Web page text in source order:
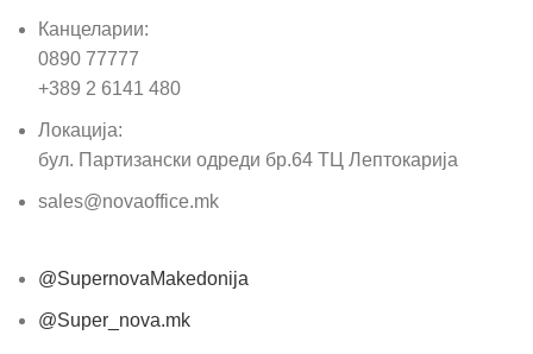
Канцеларии:
0890 77777
+389 2 6141 480
Локација:
бул. Партизански одреди бр.64 ТЦ Лептокарија
sales@novaoffice.mk
@SupernovaMakedonija
@Super_nova.mk